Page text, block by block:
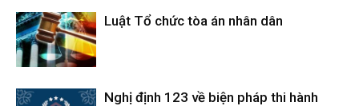
Luật Tổ chức tòa án nhân dân
Nghị định 123 về biện pháp thi hành